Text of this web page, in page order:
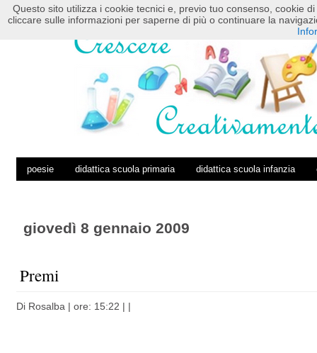
HOME POSTS RSS COMMENTS RSS
poesie didattica scuola primaria didattica scuola infanzia
giovedì 8 gennaio 2009
Premi
Di Rosalba | ore: 15:22 | |
Questo sito utilizza i cookie tecnici e, previo tuo consenso, cookie
cliccare sulle informazioni per saperne di più o continuare la